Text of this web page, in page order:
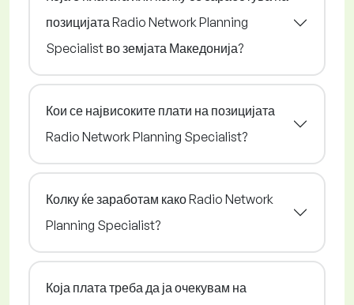
позицијата Radio Network Planning
Specialist во земјата Македонија?
Кои се највисоките плати на позицијата
Radio Network Planning Specialist?
Колку ќе заработам како Radio Network
Planning Specialist?
Која плата треба да ја очекувам на